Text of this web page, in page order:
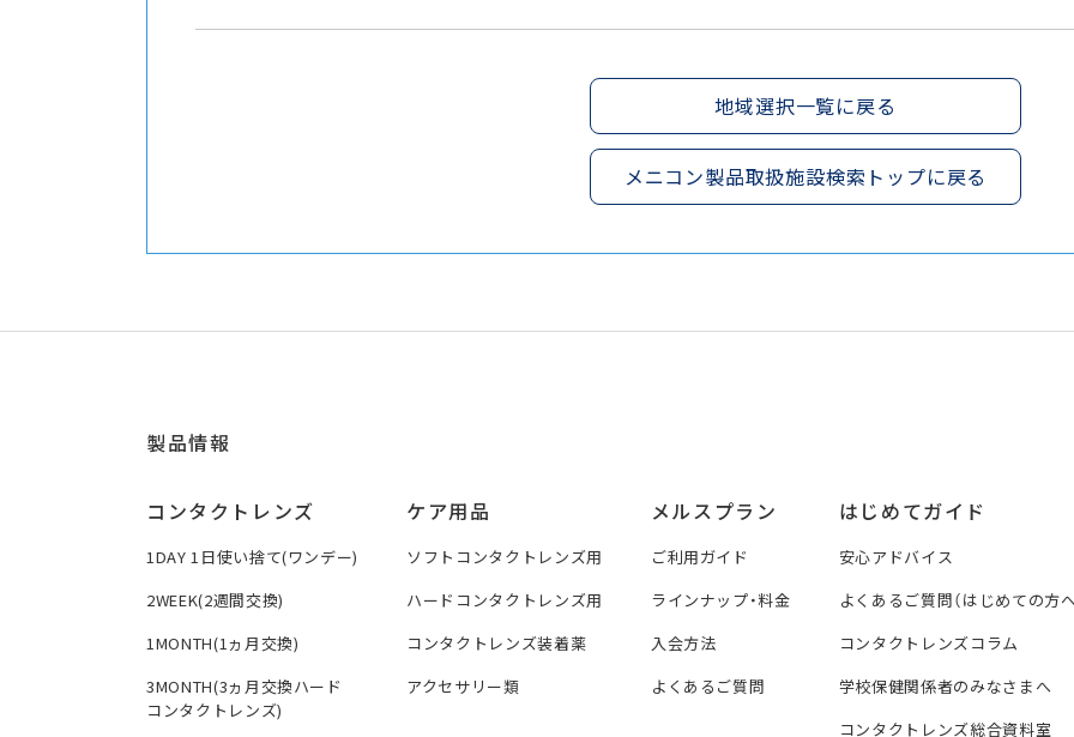
地域選択一覧に戻る
メニコン製品取扱施設検索トップに戻る
製品情報
コンタクトレンズ
1DAY 1日使い捨て(ワンデー)
2WEEK(2週間交換)
1MONTH(1ヵ月交換)
3MONTH(3ヵ月交換ハード
コンタクトレンズ)
ケア用品
ソフトコンタクトレンズ用
ハードコンタクトレンズ用
コンタクトレンズ装着薬
アクセサリー類
メルスプラン
ご利用ガイド
ラインナップ・料金
入会方法
よくあるご質問
はじめてガイド
安心アドバイス
よくあるご質問（はじめての方へ
コンタクトレンズコラム
学校保健関係者のみなさまへ
コンタクトレンズ総合資料室